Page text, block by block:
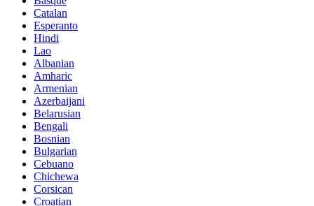
Catalan
Esperanto
Hindi
Lao
Albanian
Amharic
Armenian
Azerbaijani
Belarusian
Bengali
Bosnian
Bulgarian
Cebuano
Chichewa
Corsican
Croatian